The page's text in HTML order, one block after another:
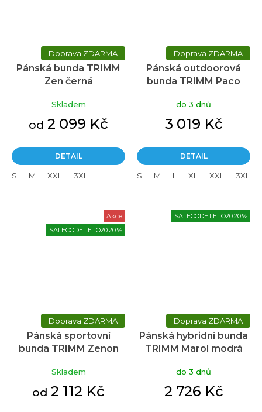
ZDARMA
Pánská bunda TRIMM
Zen černá
Skladem
od 2 099 Kč
DETAIL
S M XXL 3XL
ZDARMA
Pánská outdoorová
bunda TRIMM Paco
do 3 dnů
3 019 Kč
DETAIL
S M L XL XXL 3XL
Akce
SALECODE:LETO20:20:%
ZDARMA
Pánská sportovní
bunda TRIMM Zenon
Skladem
od 2 112 Kč
SALECODE:LETO20:20:%
ZDARMA
Pánská hybridní bunda
TRIMM Marol modrá
do 3 dnů
2 726 Kč